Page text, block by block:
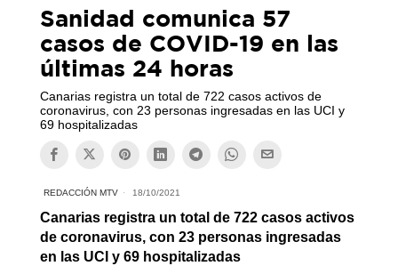
Sanidad comunica 57
casos de COVID-19 en las
últimas 24 horas
Canarias registra un total de 722 casos activos de
coronavirus, con 23 personas ingresadas en las UCI y
69 hospitalizadas
REDACCIÓN MTV 18/10/2021
Canarias registra un total de 722 casos activos
de coronavirus, con 23 personas ingresadas
en las UCI y 69 hospitalizadas